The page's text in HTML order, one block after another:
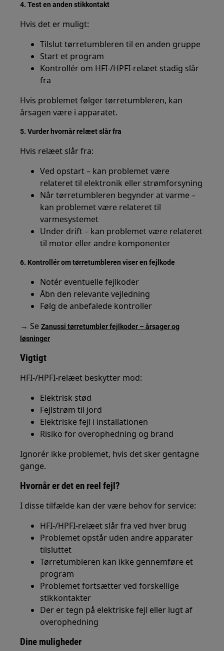
4. Test en anden stikkontakt
Hvis det er muligt:
Tilslut tørretumbleren til en anden gruppe
Start et program
Kontrollér om HFI-/HPFI-relæet stadig slår
fra
Hvis problemet følger tørretumbleren, kan
årsagen være i apparatet.
5. Vurder hvornår relæet slår fra
Hvis relæet slår fra:
Ved opstart – kan problemet være
relateret til elektronik eller strømforsyning
Når tørretumbleren begynder at varme –
kan problemet være relateret til
varmesystemet
Under drift – kan problemet være relateret
til motor eller andre komponenter
6. Kontrollér om tørretumbleren viser en fejlkode
Notér eventuelle fejlkoder
Åbn den relevante vejledning
Følg de anbefalede kontroller
→ SeZanussi tørretumbler fejlkoder – årsager og
løsninger
Vigtigt
HFI-/HPFI-relæet beskytter mod:
Elektrisk stød
Fejlstrøm til jord
Elektriske fejl i installationen
Risiko for overophedning og brand
Ignorér ikke problemet, hvis det sker gentagne
gange.
Hvornår er det en reel fejl?
I disse tilfælde kan der være behov for service:
HFI-/HPFI-relæet slår fra ved hver brug
Problemet opstår uden andre apparater
tilsluttet
Tørretumbleren kan ikke gennemføre et
program
Problemet fortsætter ved forskellige
stikkontakter
Der er tegn på elektriske fejl eller lugt af
overophedning
Dine muligheder